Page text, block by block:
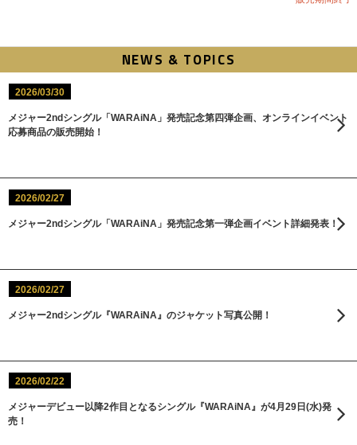
NEWS & TOPICS
2026/03/30
メジャー2ndシングル「WARAiNA」発売記念第四弾企画、オンラインイベント
応募商品の販売開始！
2026/02/27
メジャー2ndシングル「WARAiNA」発売記念第一弾企画イベント詳細発表！
2026/02/27
メジャー2ndシングル『WARAiNA』のジャケット写真公開！
2026/02/22
メジャーデビュー以降2作目となるシングル『WARAiNA』が4月29日(水)発
売！